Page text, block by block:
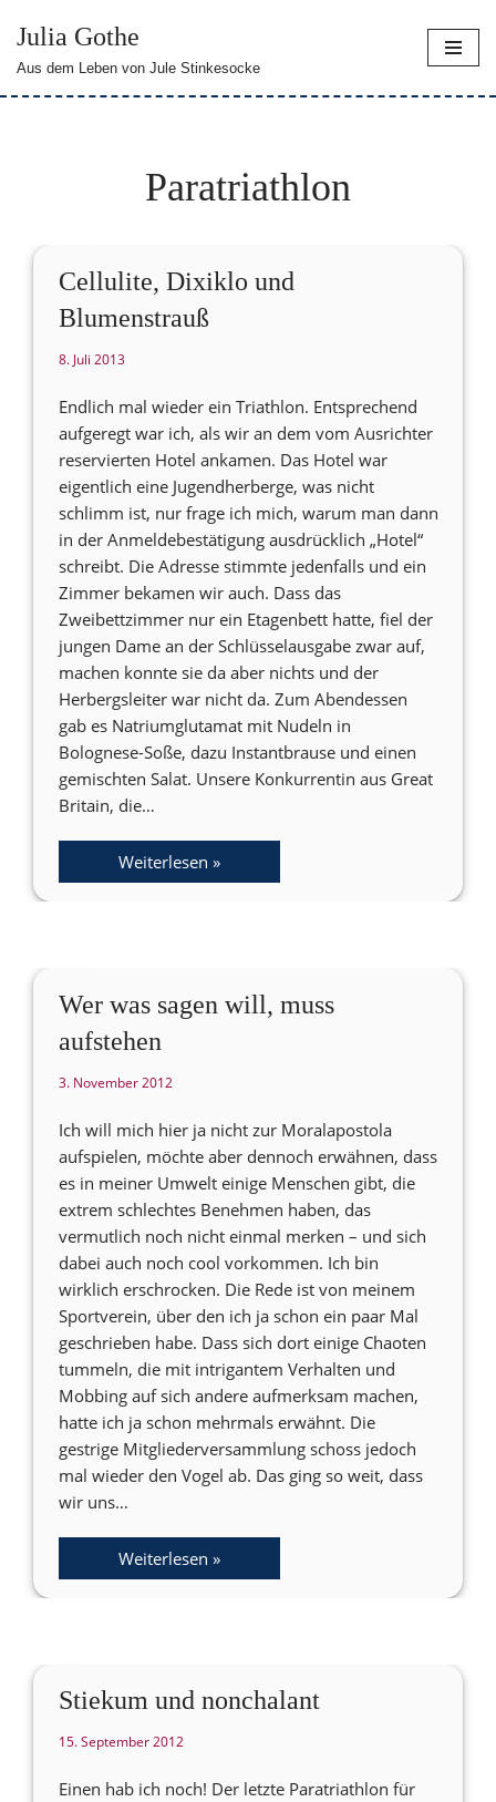
Zum
Julia Gothe
Aus dem Leben von Jule Stinkesocke
Paratriathlon
Cellulite, Dixiklo und
Blumenstrauß
8. Juli 2013
Endlich mal wieder ein Triathlon. Entsprechend
aufgeregt war ich, als wir an dem vom Ausrichter
reservierten Hotel ankamen. Das Hotel war
eigentlich eine Jugendherberge, was nicht
schlimm ist, nur frage ich mich, warum man dann
in der Anmeldebestätigung ausdrücklich „Hotel“
schreibt. Die Adresse stimmte jedenfalls und ein
Zimmer bekamen wir auch. Dass das
Zweibettzimmer nur ein Etagenbett hatte, fiel der
jungen Dame an der Schlüsselausgabe zwar auf,
machen konnte sie da aber nichts und der
Herbergsleiter war nicht da. Zum Abendessen
gab es Natriumglutamat mit Nudeln in
Bolognese-Soße, dazu Instantbrause und einen
gemischten Salat. Unsere Konkurrentin aus Great
Britain, die…
Weiterlesen »
Wer was sagen will, muss
aufstehen
3. November 2012
Ich will mich hier ja nicht zur Moralapostola
aufspielen, möchte aber dennoch erwähnen, dass
es in meiner Umwelt einige Menschen gibt, die
extrem schlechtes Benehmen haben, das
vermutlich noch nicht einmal merken – und sich
dabei auch noch cool vorkommen. Ich bin
wirklich erschrocken. Die Rede ist von meinem
Sportverein, über den ich ja schon ein paar Mal
geschrieben habe. Dass sich dort einige Chaoten
tummeln, die mit intrigantem Verhalten und
Mobbing auf sich andere aufmerksam machen,
hatte ich ja schon mehrmals erwähnt. Die
gestrige Mitgliederversammlung schoss jedoch
mal wieder den Vogel ab. Das ging so weit, dass
wir uns…
Weiterlesen »
Stiekum und nonchalant
15. September 2012
Einen hab ich noch! Der letzte Paratriathlon für